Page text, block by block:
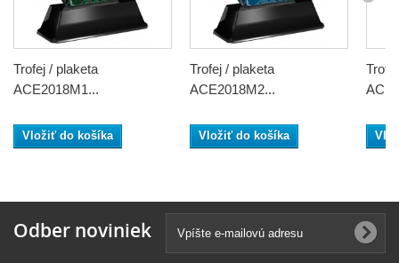
Trofej / plaketa
ACE2018M1...
Vložiť do košíka
Trofej / plaketa
ACE2018M2...
Vložiť do košíka
Odber noviniek